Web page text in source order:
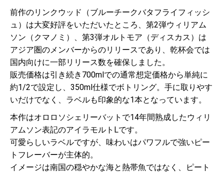
前作のリンクウッド（ブルーチークバタフライフィッシ
ュ）は大変好評をいただいたところ、第2弾ウィリアム
ソン（クマノミ）、第3弾オルトモア（ディスカス）は
アジア圏のメンバーからのリリースであり、乾杯会では
国内向けに一部リリース数を確保しました。
販売価格は引き続き700mlでの通常想定価格から単純に
約1/2で設定し、350ml仕様でボトリング。手に取りやす
いだけでなく、ラベルも印象的な1本となっています。
本作はオロロソシェリーバットで14年間熟成したウィリ
アムソン表記のアイラモルトLです。
可愛らしいラベルですが、味わいはパワフルで強いピー
トフレーバーが主体的。
イメージは南国の穏やかな海と熱帯魚ではなく、ピート